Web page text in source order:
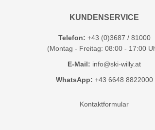
KUNDENSERVICE
Telefon: +43 (0)3687 / 81000
(Montag - Freitag: 08:00 - 17:00
E-Mail: info@ski-willy.at
WhatsApp: +43 6648 8822000
Kontaktformular